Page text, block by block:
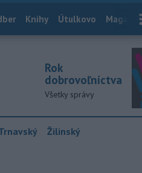
Knihy Útulkovo Magazín
Rok
dobrovoľníctva
Všetky správy
Žilinský